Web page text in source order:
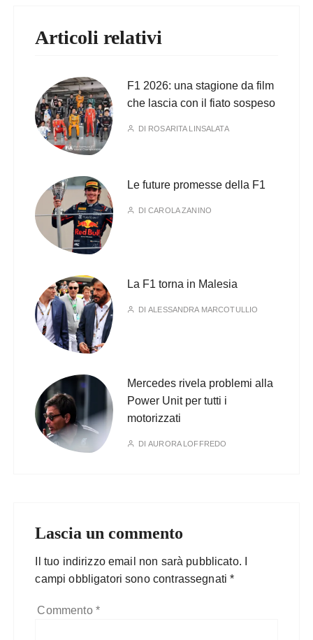
Articoli relativi
F1 2026: una stagione da film
che lascia con il fiato sospeso
DI ROSARITA LINSALATA
Le future promesse della F1
DICAROLA ZANINO
La F1 torna in Malesia
DIALESSANDRA MARCOTULLIO
Mercedes rivela problemi alla
Power Unit per tutti i
motorizzati
DIAURORA LOFFREDO
Lascia un commento
Il tuo indirizzo email non sarà pubblicato.
campi obbligatori sono contrassegnati*
Commento *